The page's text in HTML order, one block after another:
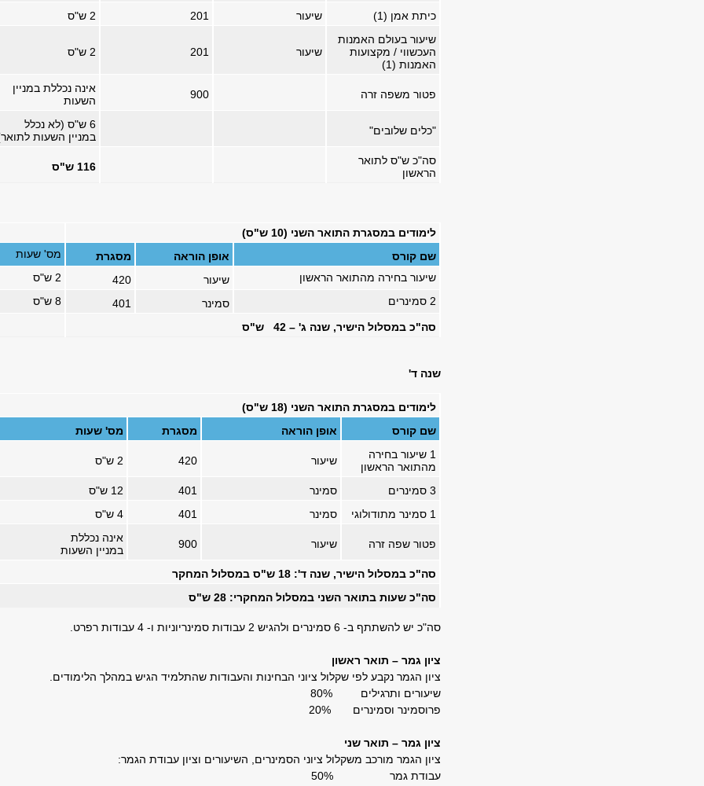
כיתת אמן (1) שיעור 201
2 ש"ס
שיעור בעולם האמנות
העכשווי / מקצועות
האמנות (1)
שיעור 201 2 ש"ס
פטור משפה זרה 900
אינה נכללת במניין
השעות
"כלים שלובים"
6 ש"ס (לא נכלל
במניין השעות
סה"כ ש"ס לתואר
הראשון
116 ש"ס
לימודים במסגרת התואר השני (10 ש"ס)
שם קורס
אופן הוראה מסגרת
מס' שעות
שיעור בחירה מהתואר הראשון שיעור 420
2 ש"ס
2 סמינרים
סמינר 401 8 ש"ס
סה"כ במסלול הישיר, שנה ג' – 42 ש"ס
שנה ד'
לימודים במסגרת התואר השני (18 ש"ס)
שם קורס
אופן הוראה מסגרת
מס' שעות
1 שיעור בחירה
מהתואר הראשון
שיעור 420 2 ש"ס
3 סמינרים סמינר 401
12 ש"ס
1 סמינר מתודולוגי
סמינר 401 4 ש"ס
פטור שפה זרה שיעור 900
אינה נכללת
במניין השעות
סה"כ במסלול הישיר, שנה ד': 18 ש"ס במסלול המחקר
סה"כ שעות בתואר השני במסלול המחקרי: 28 ש"ס
סה"כ יש להשתתף ב- 6 סמינרים ולהגיש 2 עבודות סמינריוניות ו- 4 עבודות רפרט.
ציון גמר – תואר ראשון
ציון הגמר נקבע לפי שקלול ציוני הבחינות והעבודות שהתלמיד הגיש במהלך הלימודים.
שיעורים ותרגילים 80%
פרוסמינר וסמינרים 20%
ציון גמר – תואר שני
ציון הגמר מורכב משקלול ציוני הסמינרים, השיעורים וציון עבודת הגמר:
עבודת גמר 50%